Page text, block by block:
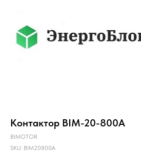
Контактор BIM-20-800A
BIMOTOR
SKU: BIM20800A